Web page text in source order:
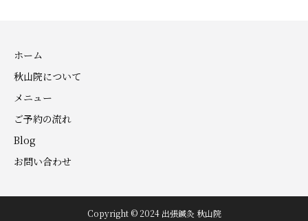
ホーム
秋山院について
メニュー
ご予約の流れ
Blog
お問い合わせ
Copyright © 2024 出張鍼灸 秋山院